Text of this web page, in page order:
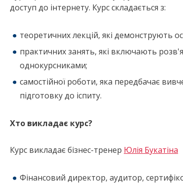
доступ до інтернету. Курс складається з:
теоретичних лекцій, які демонструють
практичних занять, які включають
однокурсниками;
самостійної роботи, яка передбачає
підготовку до іспиту.
Хто викладає курс?
Курс викладає бізнес-тренер Юлія Букатіна
Фінансовий директор, аудитор,